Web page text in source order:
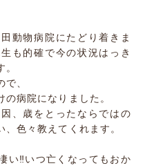
動物病院にたどり着きま
も的確で今の状況はっき
、
病院になりました。
、歳をとったならではの
色々教えてくれます。
い‼️いつ亡くなってもおか